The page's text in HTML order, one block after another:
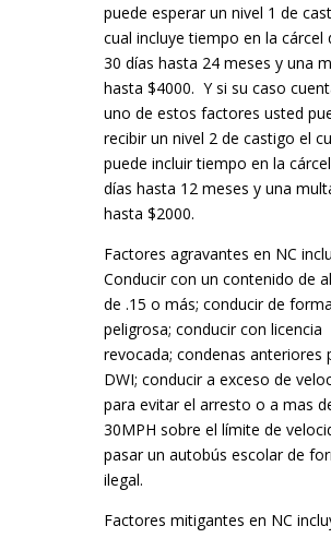
puede esperar un nivel 1 de
cual incluye tiempo en la cárcel
30 días hasta 24 meses y una
hasta $4000. Y si su caso
uno de estos factores usted
recibir un nivel 2 de castigo el
puede incluir tiempo en la
días hasta 12 meses y una
hasta $2000.
Factores agravantes en NC
Conducir con un contenido de
de .15 o más; conducir de forma
peligrosa; conducir con licencia
revocada; condenas anteriores
DWI; conducir a exceso de
para evitar el arresto o a mas
30MPH sobre el límite de
pasar un autobús escolar de
ilegal.
Factores mitigantes en NC